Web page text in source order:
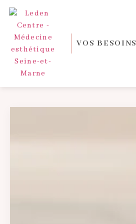
Panneau de gestion des cookies
VOS BESOINS